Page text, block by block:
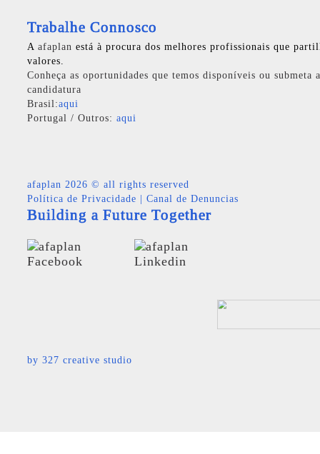
Trabalhe Connosco
A afaplan está à procura dos melhores profissionais que
valores.
Conheça as oportunidades que temos disponíveis ou submeta
candidatura
Brasil:aqui
Portugal / Outros: aqui
afaplan 2026 © all rights reserved
Política de Privacidade
Canal de Denuncias
Building a Future Together
by 327 creative studio